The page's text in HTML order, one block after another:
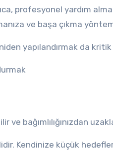
profesyonel yardım
ve başa çıkma
yapılandırmak da
bağımlılığınızdan
Kendinize küçük